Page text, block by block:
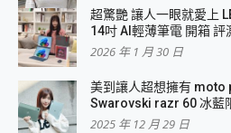
超驚艷 讓人一眼就愛上
14吋 AI輕薄筆電 開箱 評
2026 年 1 月 30 日
美到讓人超想擁有 moto
Swarovski razr 60 冰藍
2025 年 12 月 29 日